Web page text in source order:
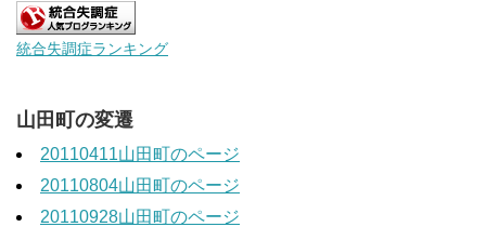
統合失調症ランキング
山田町の変遷
20110411山田町のページ
20110804山田町のページ
20110928山田町のページ